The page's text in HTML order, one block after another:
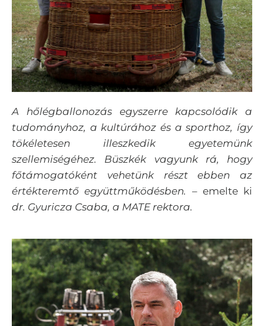
A hőlégballonozás egyszerre kapcsolódik a
tudományhoz, a kultúrához és a sporthoz, így
tökéletesen illeszkedik egyetemünk
szellemiségéhez. Büszkék vagyunk rá, hogy
főtámogatóként vehetünk részt ebben az
értékteremtő együttműködésben. – emelte ki
dr. Gyuricza Csaba, a MATE rektora.